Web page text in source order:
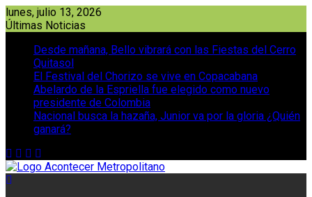
Saltar
al
lunes, julio 13, 2026
Últimas Noticias
Desde mañana, Bello vibrará con las Fiestas del Cerro
Quitasol
El Festival del Chorizo se vive en Copacabana
Abelardo de la Espriella fue elegido como nuevo
presidente de Colombia
Nacional busca la hazaña, Junior va por la gloria ¿Quién
ganará?